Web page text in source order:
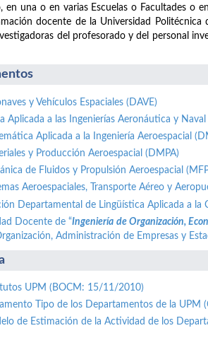
en una o en varias Escuelas o Facultades o
docente de la Universidad
del profesorado y del personal
y Vehículos Espaciales (DAVE)
Aplicada a las Ingenierías Aeronáutica y Naval
Aplicada a la Ingeniería Aeroespacial
y Producción Aeroespacial (DMPA)
de Fluidos y Propulsión Aeroespacial
Aeroespaciales, Transporte Aéreo y
Departamental de Lingüística Aplicada a la
Docente de “Ingeniería de Organización,
Administración de Empresas y
UPM (BOCM: 15/11/2010)
Tipo de los Departamentos de la
de Estimación de la Actividad de los